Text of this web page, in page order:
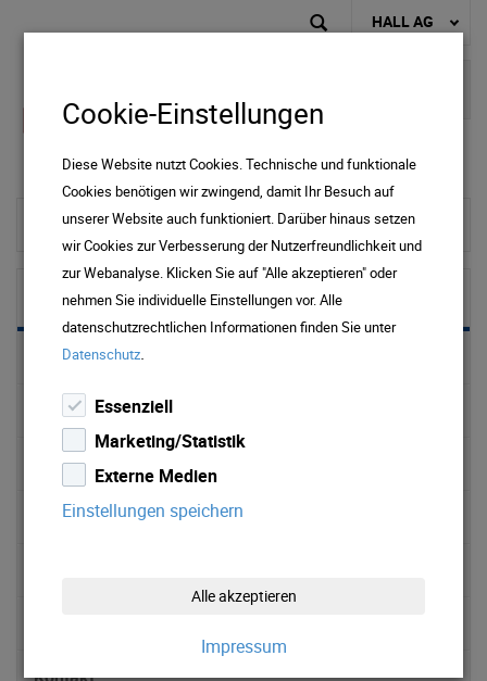
HALL AG
To home page
Wasser
Preise & Downloads Wasser & Abwasser
Trinkwasser
Wasserversorgung
Abwasserentsorgung
Cookie-Einstellungen
Diese Website nutzt Cookies. Technische und funktionale
Cookies benötigen wir zwingend, damit Ihr Besuch auf
unserer Website auch funktioniert. Darüber hinaus setzen
wir Cookies zur Verbesserung der Nutzerfreundlichkeit und
zur Webanalyse. Klicken Sie auf "Alle akzeptieren" oder
nehmen Sie individuelle Einstellungen vor. Alle
datenschutzrechtlichen Informationen finden Sie unter
Datenschutz.
Essenziell
Marketing/Statistik
Externe Medien
Einstellungen speichern
Alle akzeptieren
Impressum